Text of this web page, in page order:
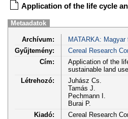
Application of the life cycle
Metaadatok
Archívum:
MATARKA:
Gyűjtemény:
Cereal Research
Cím:
Application of the
sustainable land use
Létrehozó:
Juhász Cs.
Tamás J.
Pechmann I.
Burai P.
Kiadó:
Cereal Research